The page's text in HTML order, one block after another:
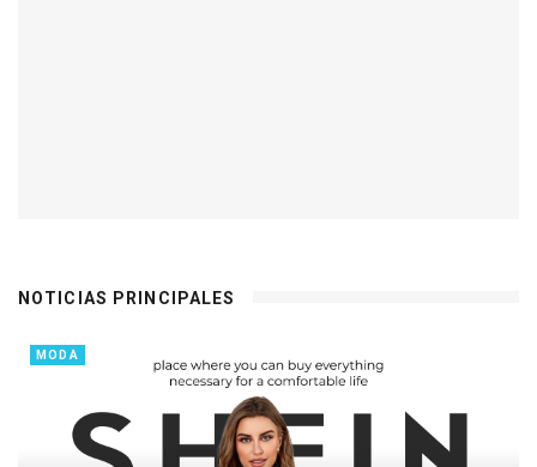
NOTICIAS PRINCIPALES
MODA